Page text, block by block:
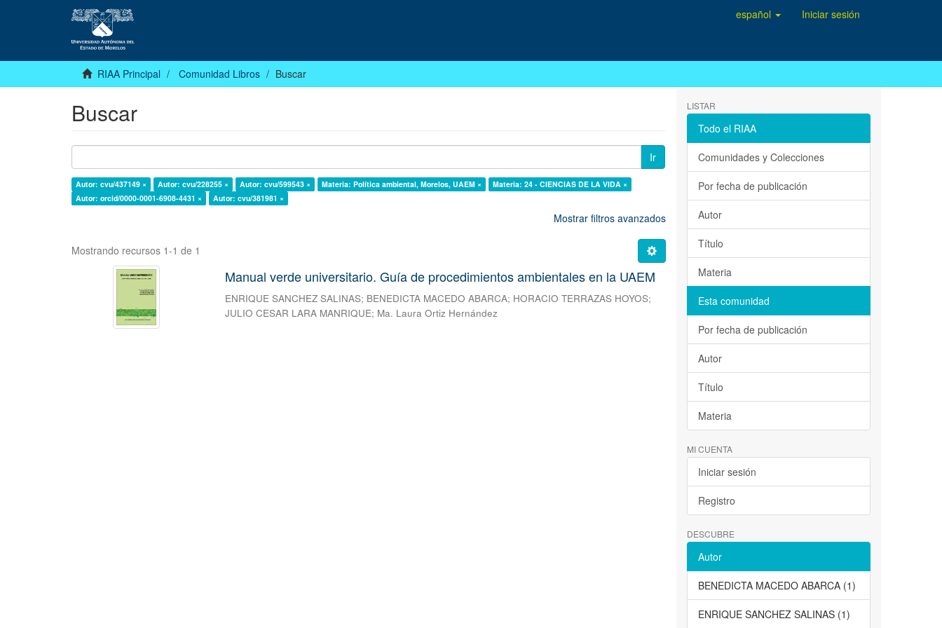
español Iniciar sesión
RIAA Principal Comunidad Libros Buscar
Buscar
Ir
Autor: cvu/437149 × Autor: cvu/228255 × Autor: cvu/599543 × Materia: Política ambiental, Morelos, UAEM ×
Materia: 24 - CIENCIAS DE LA VIDA ×
Autor: orcid/0000-0001-6908-4431 ×
Autor: cvu/381981 ×
Mostrar filtros avanzados
Mostrando recursos 1-1 de 1
Manual verde universitario. Guía de procedimientos ambientales en la UAEM
ENRIQUE SANCHEZ SALINAS; BENEDICTA MACEDO ABARCA; HORACIO TERRAZAS HOYOS;
JULIO CESAR LARA MANRIQUE; Ma. Laura Ortiz Hernández
LISTAR
Todo el RIAA
Comunidades y Colecciones
Por fecha de publicación
Autor
Título
Materia
Esta comunidad
Por fecha de publicación
Autor
Título
Materia
MI CUENTA
Iniciar sesión
Registro
DESCUBRE
Autor
BENEDICTA MACEDO ABARCA (1)
ENRIQUE SANCHEZ SALINAS (1)